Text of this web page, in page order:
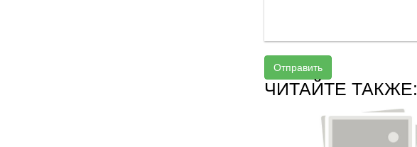
Отправить
ЧИТАЙТЕ ТАКЖЕ: